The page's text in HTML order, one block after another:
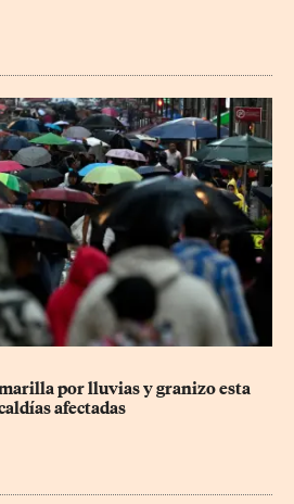
por lluvias y granizo esta
afectadas